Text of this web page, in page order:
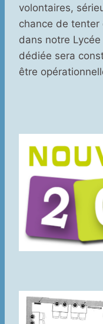
volontaires,
chance de
dans notre
dédiée sera
être